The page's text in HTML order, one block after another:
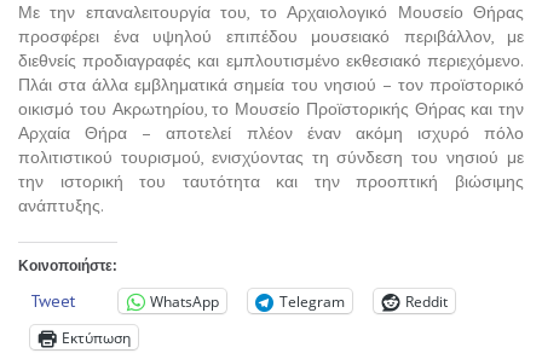
Με την επαναλειτουργία του, το Αρχαιολογικό Μουσείο Θήρας
προσφέρει ένα υψηλού επιπέδου μουσειακό περιβάλλον, με
διεθνείς προδιαγραφές και εμπλουτισμένο εκθεσιακό περιεχόμενο.
Πλάι στα άλλα εμβληματικά σημεία του νησιού – τον προϊστορικό
οικισμό του Ακρωτηρίου, το Μουσείο Προϊστορικής Θήρας και την
Αρχαία Θήρα – αποτελεί πλέον έναν ακόμη ισχυρό πόλο
πολιτιστικού τουρισμού, ενισχύοντας τη σύνδεση του νησιού με
την ιστορική του ταυτότητα και την προοπτική βιώσιμης
ανάπτυξης.
Κοινοποιήστε:
Tweet WhatsApp Telegram
Reddit
Εκτύπωση